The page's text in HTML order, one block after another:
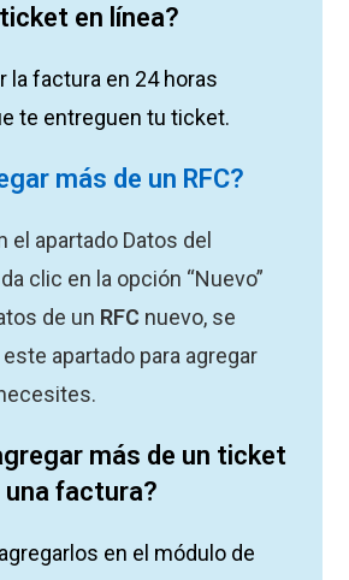
en línea?
la factura en 24 horas
te entreguen tu ticket.
más de un RFC?
el apartado Datos del
clic en la opción “Nuevo”
de un RFC nuevo, se
apartado para agregar
más de un ticket
factura?
en el módulo de